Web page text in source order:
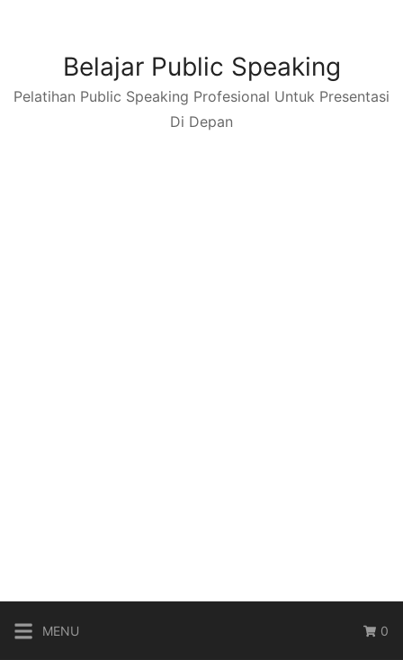
Belajar Public Speaking
Pelatihan Public Speaking Profesional Untuk Presentasi
Di Depan
MENU 0